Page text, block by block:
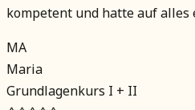
kompetent und hatte auf alles
MA
Maria
Grundlagenkurs I + II